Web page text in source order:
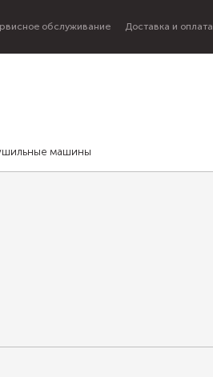
обслуживание Доставка и оплата
машины